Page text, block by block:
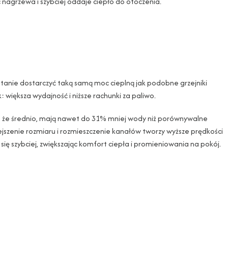
dostarczyć taką samą moc cieplną jak podobne grzejniki
wydajność i niższe rachunki za paliwo.
średnio, mają nawet do 31% mniej wody niż porównywalne
rozmiaru i rozmieszczenie kanałów tworzy wyższe prędkości
szybciej, zwiększając komfort ciepła i promieniowania na pokój.